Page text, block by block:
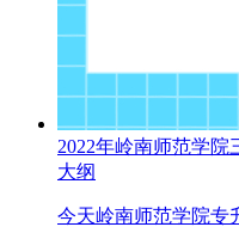
2022年岭南师范学
大纲
今天岭南师范学院专